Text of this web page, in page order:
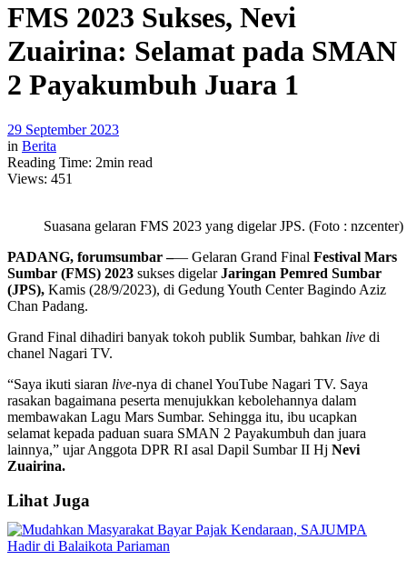
FMS 2023 Sukses, Nevi
Zuairina: Selamat pada SMAN
2 Payakumbuh Juara 1
29 September 2023
in Berita
Reading Time: 2min read
Views: 451
Suasana gelaran FMS 2023 yang digelar JPS. (Foto : nzcenter)
PADANG, forumsumbar –— Gelaran Grand Final Festival Mars
Sumbar (FMS) 2023 sukses digelarJaringan Pemred Sumbar
(JPS), Kamis (28/9/2023), di Gedung Youth Center Bagindo Aziz
Chan Padang.
Grand Final dihadiri banyak tokoh publik Sumbar, bahkan live di
chanel Nagari TV.
“Saya ikuti siaran live-nya di chanel YouTube Nagari TV. Saya
rasakan bagaimana peserta menujukkan kebolehannya dalam
membawakan Lagu Mars Sumbar. Sehingga itu, ibu ucapkan
selamat kepada paduan suara SMAN 2 Payakumbuh dan juara
lainnya,” ujar Anggota DPR RI asal Dapil Sumbar II Hj Nevi
Zuairina.
Lihat Juga